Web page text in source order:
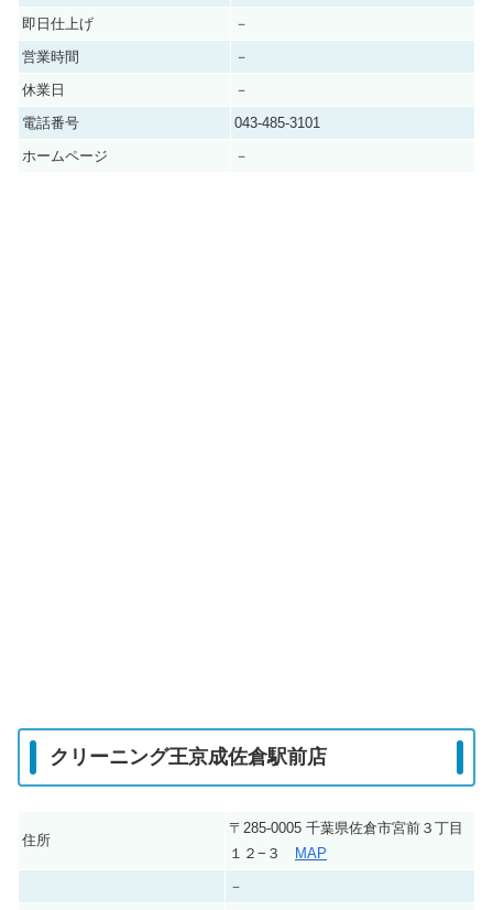
即日仕上げ
－
営業時間
－
休業日
－
電話番号
043-485-3101
ホームページ
－
クリーニング王京成佐倉駅前店
住所
〒285-0005 千葉県佐倉市宮前３丁目
１２−３
MAP
－